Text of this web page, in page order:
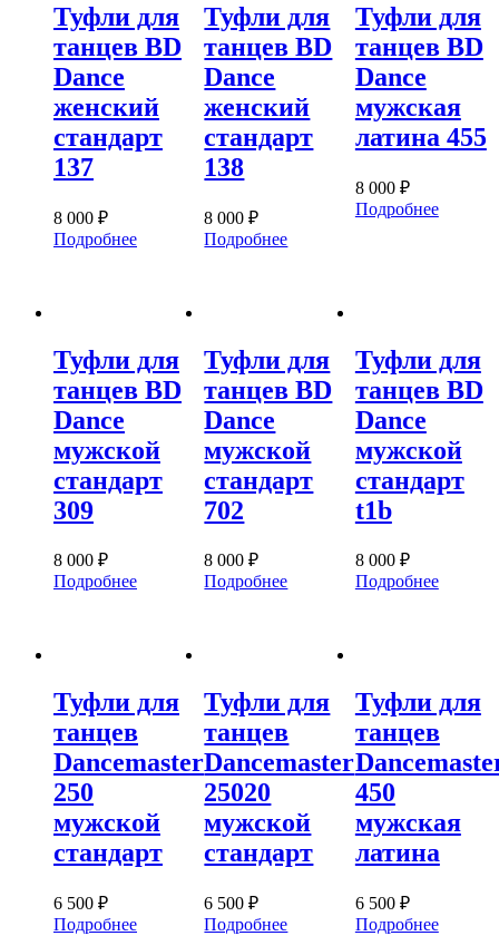
Туфли для
танцев BD
Dance
женский
стандарт
137
8 000 ₽
Подробнее
Туфли для
танцев BD
Dance
женский
стандарт
138
8 000₽
Подробнее
Туфли для
танцев BD
Dance
мужская
латина 455
8 000 ₽
Подробнее
Туфли для
танцев BD
Dance
мужской
стандарт
309
8 000 ₽
Подробнее
Туфли для
танцев BD
Dance
мужской
стандарт
702
8 000₽
Подробнее
Туфли для
танцев BD
Dance
мужской
стандарт
t1b
8 000 ₽
Подробнее
Туфли для
танцев
Dancemaster
250
мужской
стандарт
6 500 ₽
Подробнее
Туфли для
танцев
Dancemaster
25020
мужской
стандарт
6 500₽
Подробнее
Туфли для
танцев
450
мужская
латина
6 500 ₽
Подробнее